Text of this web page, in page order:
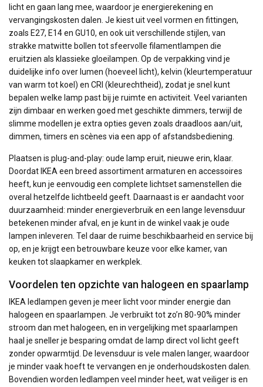
licht en gaan lang mee, waardoor je energierekening en
vervangingskosten dalen. Je kiest uit veel vormen en fittingen,
zoals E27, E14 en GU10, en ook uit verschillende stijlen, van
strakke matwitte bollen tot sfeervolle filamentlampen die
eruitzien als klassieke gloeilampen. Op de verpakking vind je
duidelijke info over lumen (hoeveel licht), kelvin (kleurtemperatuur
van warm tot koel) en CRI (kleurechtheid), zodat je snel kunt
bepalen welke lamp past bij je ruimte en activiteit. Veel varianten
zijn dimbaar en werken goed met geschikte dimmers, terwijl de
slimme modellen je extra opties geven zoals draadloos aan/uit,
dimmen, timers en scènes via een app of afstandsbediening.
Plaatsen is plug-and-play: oude lamp eruit, nieuwe erin, klaar.
Doordat IKEA een breed assortiment armaturen en accessoires
heeft, kun je eenvoudig een complete lichtset samenstellen die
overal hetzelfde lichtbeeld geeft. Daarnaast is er aandacht voor
duurzaamheid: minder energieverbruik en een lange levensduur
betekenen minder afval, en je kunt in de winkel vaak je oude
lampen inleveren. Tel daar de ruime beschikbaarheid en service bij
op, en je krijgt een betrouwbare keuze voor elke kamer, van
keuken tot slaapkamer en werkplek.
Voordelen ten opzichte van halogeen en spaarlamp
IKEA ledlampen geven je meer licht voor minder energie dan
halogeen en spaarlampen. Je verbruikt tot zo’n 80-90% minder
stroom dan met halogeen, en in vergelijking met spaarlampen
haal je sneller je besparing omdat de lamp direct vol licht geeft
zonder opwarmtijd. De levensduur is vele malen langer, waardoor
je minder vaak hoeft te vervangen en je onderhoudskosten dalen.
Bovendien worden ledlampen veel minder heet, wat veiliger is en